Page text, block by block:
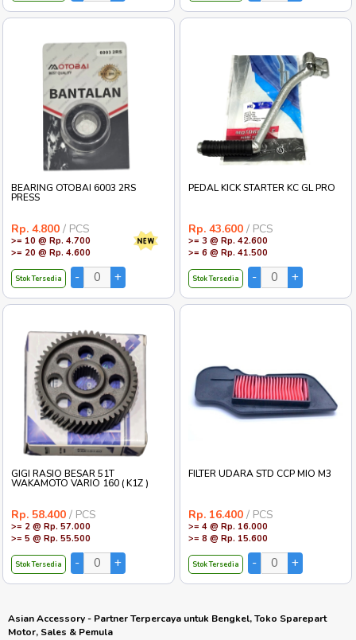
BEARING OTOBAI 6003 2RS
PRESS
Rp. 4.800 / PCS
>= 10 @ Rp. 4.700
>= 20 @ Rp. 4.600
Stok Tersedia
PEDAL KICK STARTER KC GL PRO
Rp. 43.600 / PCS
>= 3 @ Rp. 42.600
>= 6 @ Rp. 41.500
Stok Tersedia
GIGI RASIO BESAR 51T
WAKAMOTO VARIO 160 ( K1Z )
Rp. 58.400 / PCS
>= 2 @ Rp. 57.000
>= 5 @ Rp. 55.500
Stok Tersedia
FILTER UDARA STD CCP MIO M3
Rp. 16.400 / PCS
>= 4 @ Rp. 16.000
>= 8 @ Rp. 15.600
Stok Tersedia
Asian Accessory - Partner Terpercaya untuk Bengkel, Toko Sparepart
Motor, Sales & Pemula